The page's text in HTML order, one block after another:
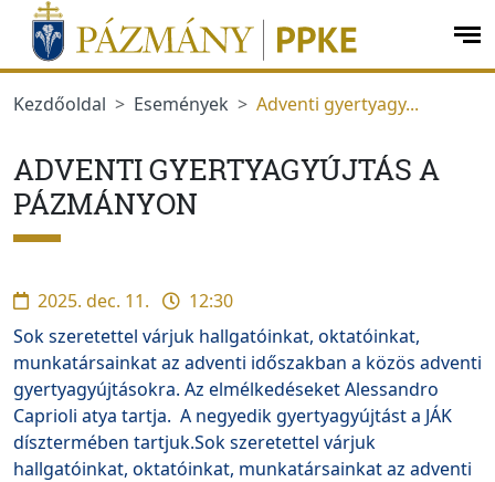
Ugrás a menüre
Ugrás a tartalomra
Kezdőoldal
Események Adventi gyertyagy...
ADVENTI GYERTYAGYÚJTÁS A
PÁZMÁNYON
2025. dec. 11.
12:30
Sok szeretettel várjuk hallgatóinkat, oktatóinkat,
munkatársainkat az adventi időszakban a közös adventi
gyertyagyújtásokra. Az elmélkedéseket Alessandro
Caprioli atya tartja. A negyedik gyertyagyújtást a JÁK
dísztermében tartjuk.Sok szeretettel várjuk
hallgatóinkat, oktatóinkat, munkatársainkat az adventi